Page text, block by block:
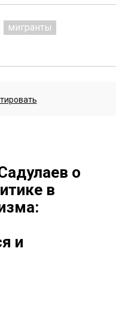
мигранты
о
в
и